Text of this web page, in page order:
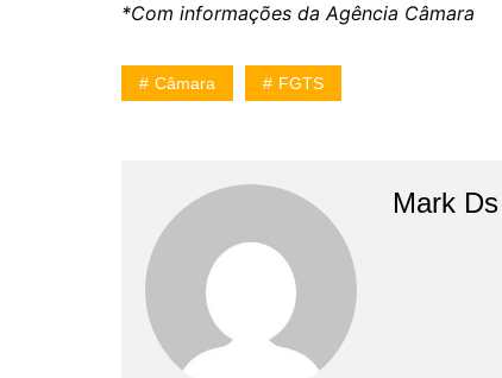
*Com informações da Agência Câmara
Câmara FGTS
Mark Ds